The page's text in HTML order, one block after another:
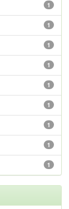
1
1
1
1
1
1
1
1
1